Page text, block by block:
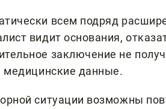
всем подряд
видит основания,
заключение не
медицинские данные.
ситуации возможны